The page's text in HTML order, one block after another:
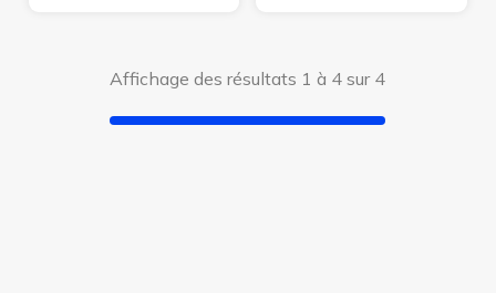
Affichage des résultats 1 à 4 sur 4